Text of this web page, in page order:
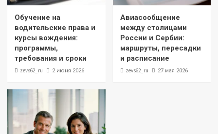
Обучение на
водительские права и
курсы вождения:
программы,
требования и сроки
zevs62_ru 2 июня 2026
Авиасообщение
между столицами
России и Сербии:
маршруты, пересадки
и расписание
zevs62_ru 27 мая 2026